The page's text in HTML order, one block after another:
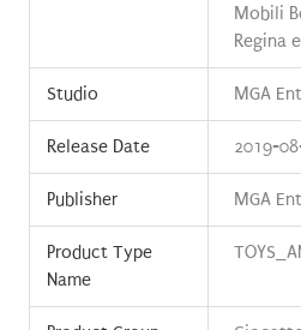
Mobili
Regina
Studio MGA
Release Date 2019-
Publisher MGA
Product Type
Name